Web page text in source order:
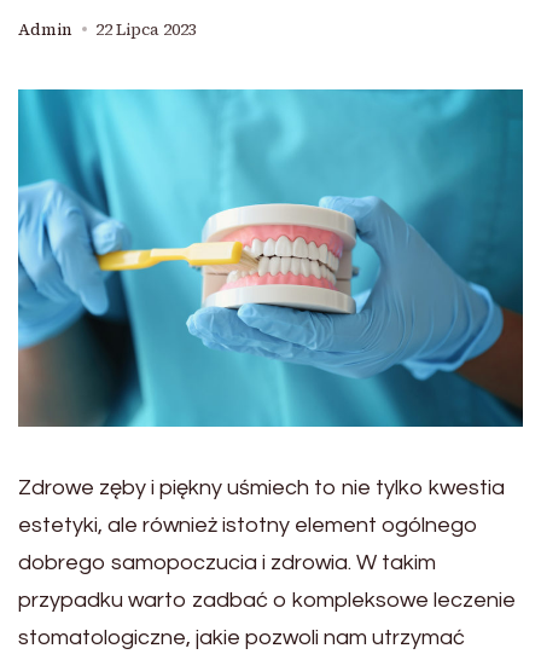
Admin 22 Lipca 2023
Zdrowe zęby i piękny uśmiech to nie tylko kwestia
estetyki, ale również istotny element ogólnego
dobrego samopoczucia i zdrowia. W takim
przypadku warto zadbać o kompleksowe leczenie
stomatologiczne, jakie pozwoli nam utrzymać